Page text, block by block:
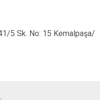
5 Sk. No: 15 Kemalpaşa/